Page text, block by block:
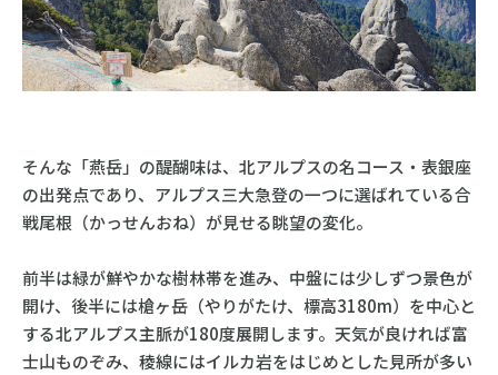
そんな「燕岳」の醍醐味は、北アルプスの名コース・表銀座
の出発点であり、アルプス三大急登の一つに選ばれている合
戦尾根（かっせんおね）が見せる眺望の変化。
前半は緑が鮮やかな樹林帯を進み、中盤には少しずつ景色が
開け、後半には槍ヶ岳（やりがたけ、標高3180m）を中心と
する北アルプス主脈が180度展開します。天気が良ければ富
士山ものぞみ、稜線にはイルカ岩をはじめとした見所が多い